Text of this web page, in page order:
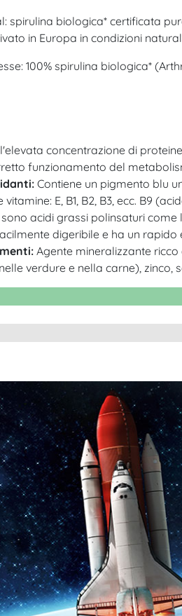
spirulina biologica* certificata
in Europa in condizioni
100% spirulina biologica*
concentrazione di
funzionamento del
Contiene un pigmento blu
E, B1, B2, B3, ecc. B9
acidi grassi polinsaturi
digeribile e ha un rapido
Agente mineralizzante
verdure e nella carne), zinco,